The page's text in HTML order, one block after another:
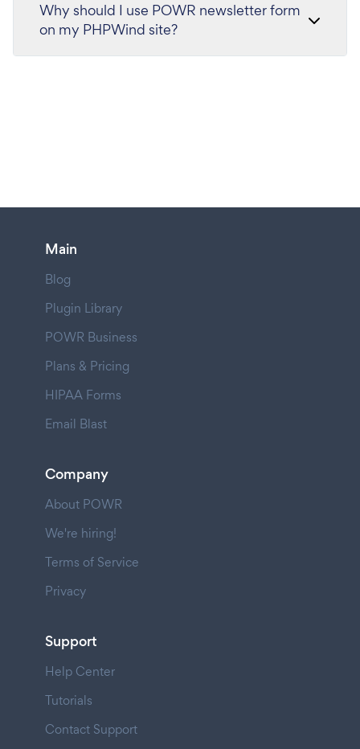
Why should I use POWR newsletter form
on my PHPWind site?
Main
Blog
Plugin Library
POWR Business
Plans & Pricing
HIPAA Forms
Email Blast
Company
About POWR
We're hiring!
Terms of Service
Privacy
Support
Help Center
Tutorials
Contact Support